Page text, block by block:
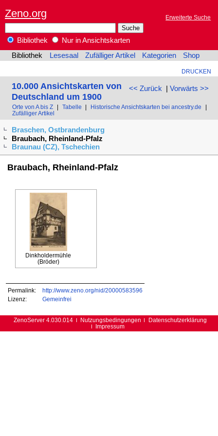
Zeno.org Erweiterte Suche
Bibliothek
Nur in Ansichtskarten
Bibliothek
Lesesaal Zufälliger Artikel Kategorien Shop
DRUCKEN
<< Zurück | Vorwärts >>
10.000 Ansichtskarten von
Deutschland um 1900
Orte von A bis Z Tabelle Historische Ansichtskarten bei ancestry.de
Zufälliger Artikel
Braschen, Ostbrandenburg
Braubach, Rheinland-Pfalz
Braunau (CZ), Tschechien
Braubach, Rheinland-Pfalz
Dinkholdermühle
(Bröder)
Permalink:
http://www.zeno.org/nid/20000583596
Lizenz:
Gemeinfrei
ZenoServer 4.030.014 Nutzungsbedingungen
Datenschutzerklärung
Impressum